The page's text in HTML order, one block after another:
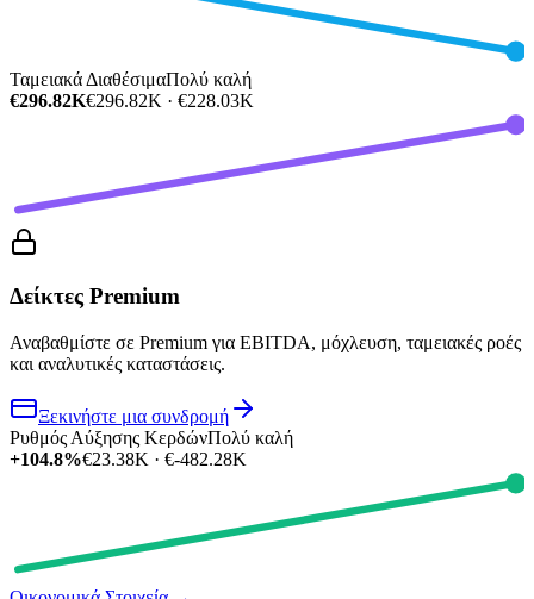
Ταμειακά ΔιαθέσιμαΠολύ καλή
€296.82K€296.82K · €228.03K
Δείκτες Premium
Αναβαθμίστε σε Premium για EBITDA, μόχλευση, ταμειακές ροές
και αναλυτικές καταστάσεις.
Ξεκινήστε μια συνδρομή
Ρυθμός Αύξησης ΚερδώνΠολύ καλή
+104.8%€23.38K · €-482.28K